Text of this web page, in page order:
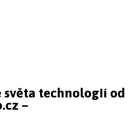
světa technologií od
–